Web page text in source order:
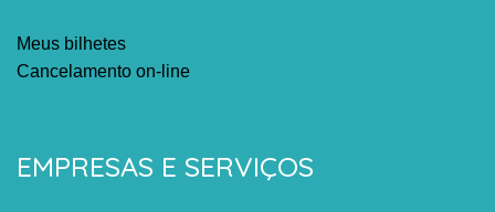
Meus bilhetes
Cancelamento on-line
EMPRESAS E SERVIÇOS